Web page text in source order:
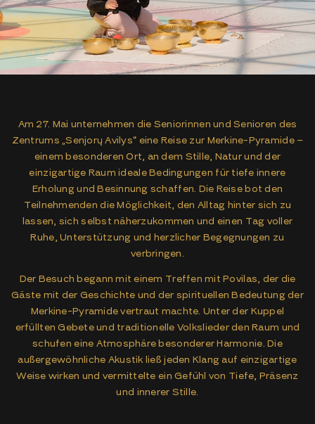
Am 27. Mai unternehmen die Seniorinnen und Senioren des
Zentrums „Senjorų Avilys“ eine Reise zur Merkine-Pyramide –
einem besonderen Ort, an dem Stille, Natur und der
einzigartige Raum ideale Bedingungen für tiefe innere
Erholung und Besinnung schaffen. Die Reise bot den
Teilnehmenden die Möglichkeit, den Alltag hinter sich zu
lassen, sich selbst näherzukommen und einen Tag voller
Ruhe, Unterstützung und herzlicher Begegnungen zu
verbringen.
Der Besuch begann mit einem Treffen mit Povilas, der die
Gäste mit der Geschichte und der spirituellen Bedeutung der
Merkine-Pyramide vertraut machte. Unter der Kuppel
erfüllten Gebete und traditionelle Volkslieder den Raum und
schufen eine Atmosphäre besonderer Harmonie. Die
außergewöhnliche Akustik ließ jeden Klang auf einzigartige
Weise wirken und vermittelte ein Gefühl von Tiefe, Präsenz
und innerer Stille.